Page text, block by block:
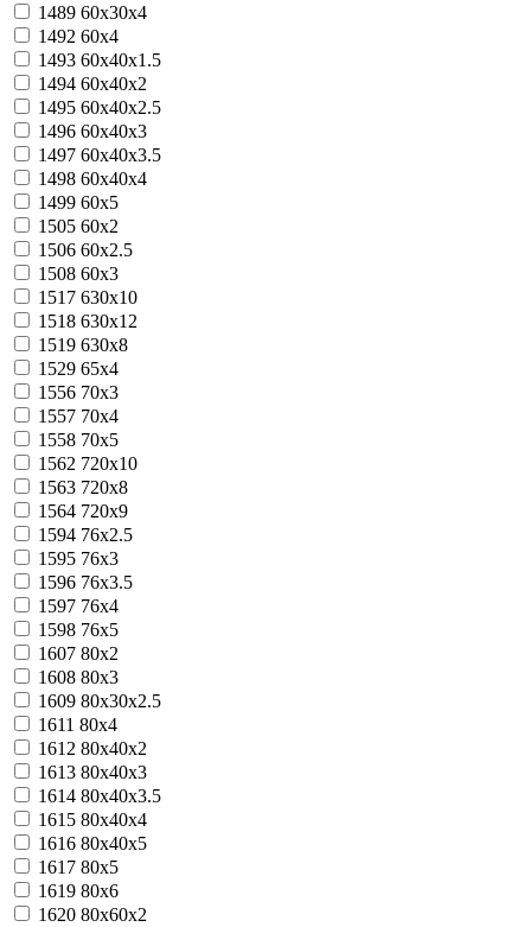
1489 60x30x4
1492 60x4
1493 60x40x1.5
1494 60x40x2
1495 60x40x2.5
1496 60x40x3
1497 60x40x3.5
1498 60x40x4
1499 60x5
1505 60х2
1506 60х2.5
1508 60х3
1517 630x10
1518 630x12
1519 630x8
1529 65х4
1556 70х3
1557 70х4
1558 70х5
1562 720x10
1563 720x8
1564 720x9
1594 76х2.5
1595 76х3
1596 76х3.5
1597 76х4
1598 76х5
1607 80x2
1608 80x3
1609 80x30x2.5
1611 80x4
1612 80x40x2
1613 80x40x3
1614 80x40x3.5
1615 80x40x4
1616 80x40x5
1617 80x5
1619 80x6
1620 80x60x2